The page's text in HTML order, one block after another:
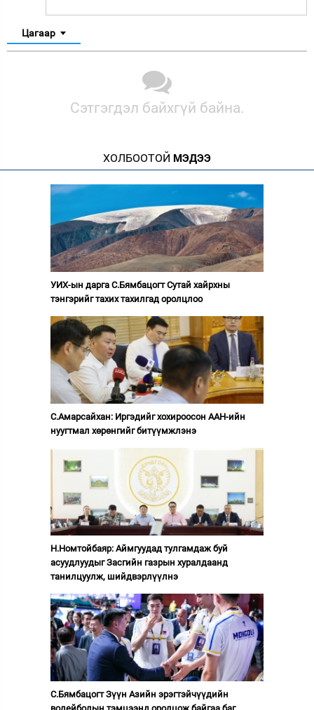
Цагаар
Сэтгэгдэл байхгүй байна.
ХОЛБООТОЙ МЭДЭЭ
УИХ-ын дарга С.Бямбацогт Сутай хайрхны
тэнгэрийг тахих тахилгад оролцлоо
С.Амарсайхан: Иргэдийг хохироосон ААН-ийн
нуугтмал хөрөнгийг битүүмжлэнэ
Н.Номтойбаяр: Аймгуудад тулгамдаж буй
асуудлуудыг Засгийн газрын хуралдаанд
танилцуулж, шийдвэрлүүлнэ
С.Бямбацогт Зүүн Азийн эрэгтэйчүүдийн